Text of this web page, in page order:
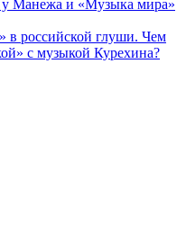
у Манежа и «Музыка мира»
в российской глуши. Чем
с музыкой Курехина?